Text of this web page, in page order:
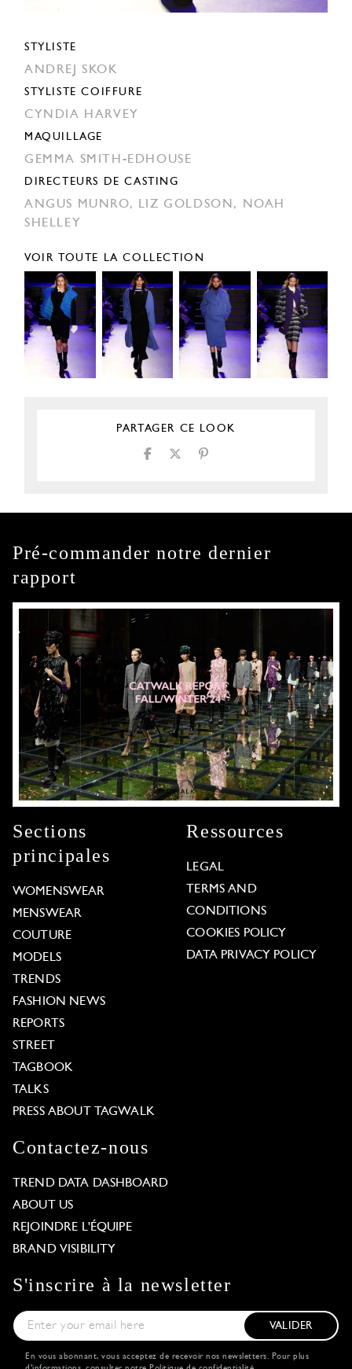
STYLISTE
ANDREJ SKOK
STYLISTE COIFFURE
CYNDIA HARVEY
MAQUILLAGE
GEMMA SMITH-EDHOUSE
DIRECTEURS DE CASTING
ANGUS MUNRO, LIZ GOLDSON,
NOAH
SHELLEY
VOIR TOUTE LA COLLECTION
PARTAGER CE LOOK
Pré-commander notre dernier
rapport
Sections
principales
WOMENSWEAR
MENSWEAR
COUTURE
MODELS
TRENDS
FASHION NEWS
REPORTS
STREET
TAGBOOK
TALKS
PRESS ABOUT TAGWALK
Ressources
LEGAL
TERMS AND
CONDITIONS
COOKIES POLICY
DATA PRIVACY POLICY
Contactez-nous
TREND DATA DASHBOARD
ABOUT US
REJOINDRE L'ÉQUIPE
BRAND VISIBILITY
S'inscrire à la newsletter
VALIDER
En vous abonnant, vous acceptez de recevoir nos newsletters. Pour plus